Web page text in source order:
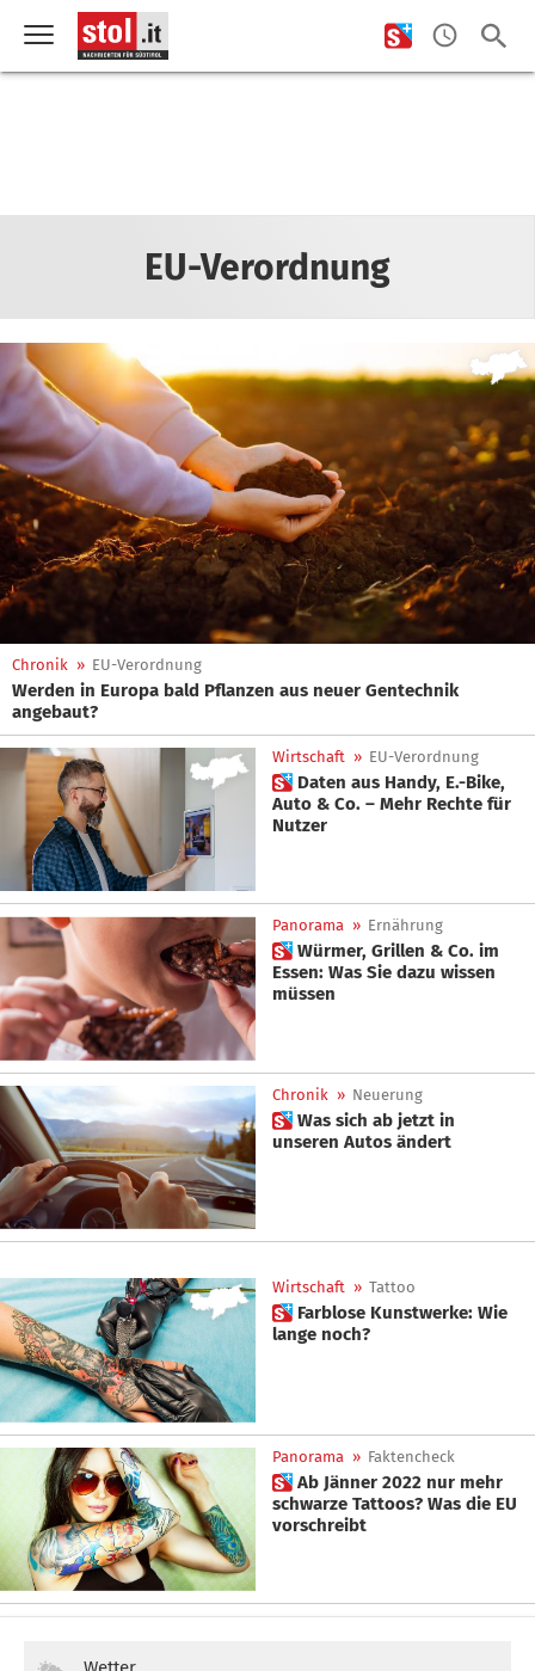
EU-Verordnung
Chronik » EU-Verordnung
Werden in Europa bald Pflanzen aus neuer Gentechnik
angebaut?
Wirtschaft » EU-Verordnung
 Daten aus Handy, E.-Bike,
Auto & Co. – Mehr Rechte für
Nutzer
Panorama » Ernährung
 Würmer, Grillen & Co. im
Essen: Was Sie dazu wissen
müssen
Chronik » Neuerung
 Was sich ab jetzt in
unseren Autos ändert
Wirtschaft » Tattoo
 Farblose Kunstwerke: Wie
lange noch?
Panorama » Faktencheck
 Ab Jänner 2022 nur mehr
schwarze Tattoos? Was die EU
vorschreibt